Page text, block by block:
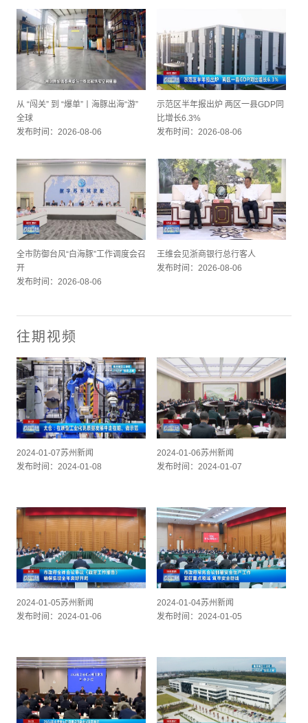
从 “闯关” 到 “爆单”丨海豚出海“游”
全球
发布时间：2026-08-06
示范区半年报出炉 两区一县GDP同
比增长6.3%
发布时间：2026-08-06
全市防御台风“白海豚”工作调度会召
开
发布时间：2026-08-06
王维会见浙商银行总行客人
发布时间：2026-08-06
往期视频
2024-01-07苏州新闻
发布时间：2024-01-08
2024-01-06苏州新闻
发布时间：2024-01-07
2024-01-05苏州新闻
发布时间：2024-01-06
2024-01-04苏州新闻
发布时间：2024-01-05